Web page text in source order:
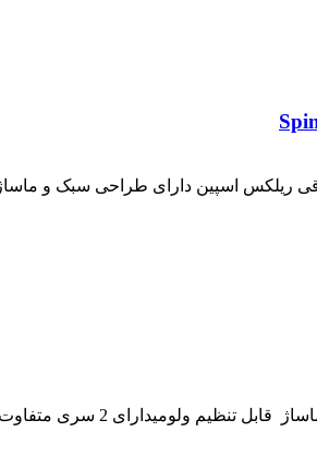
ریلکس اسپین دارای طراحی سبک و
متفاوت برای ماساژی با کیفیت ترساخت چین